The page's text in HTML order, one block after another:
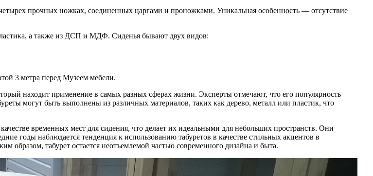
прочных ножках, соединенных царгами и проножками. Уникальная особенность — отсутствие
а также из ДСП и МДФ. Сиденья бывают двух видов:
3 метра перед Музеем мебели.
находит применение в самых разных сферах жизни. Эксперты отмечают, что его популярность
могут быть выполнены из различных материалов, таких как дерево, металл или пластик, что
временных мест для сидения, что делает их идеальными для небольших пространств. Они
годы наблюдается тенденция к использованию табуретов в качестве стильных акцентов в
образом, табурет остается неотъемлемой частью современного дизайна и быта.